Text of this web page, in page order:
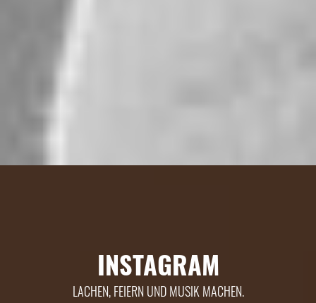
INSTAGRAM
LACHEN, FEIERN UND MUSIK MACHEN.